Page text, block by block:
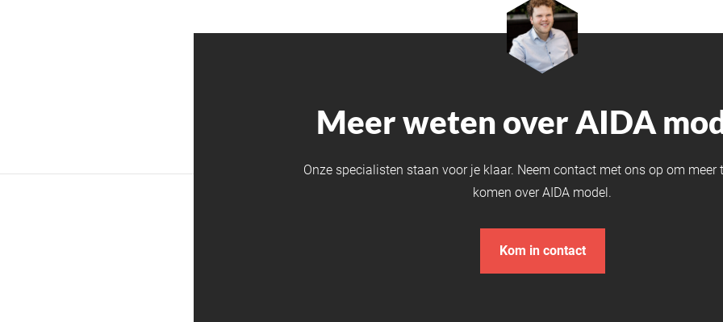
Meer weten over AIDA
Onze specialisten staan voor je klaar. Neem contact met ons op om meer
komen over AIDA model.
Kom in contact